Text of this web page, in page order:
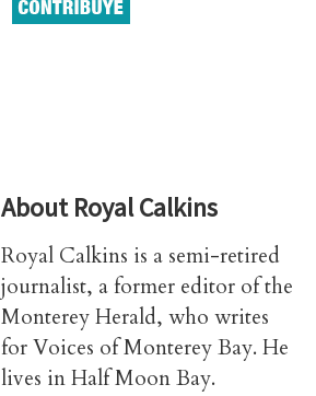
AboutRoyal Calkins
Royal Calkins is a semi-retired
journalist, a former editor of the
Monterey Herald, who writes
for Voices of Monterey Bay. He
lives in Half Moon Bay.